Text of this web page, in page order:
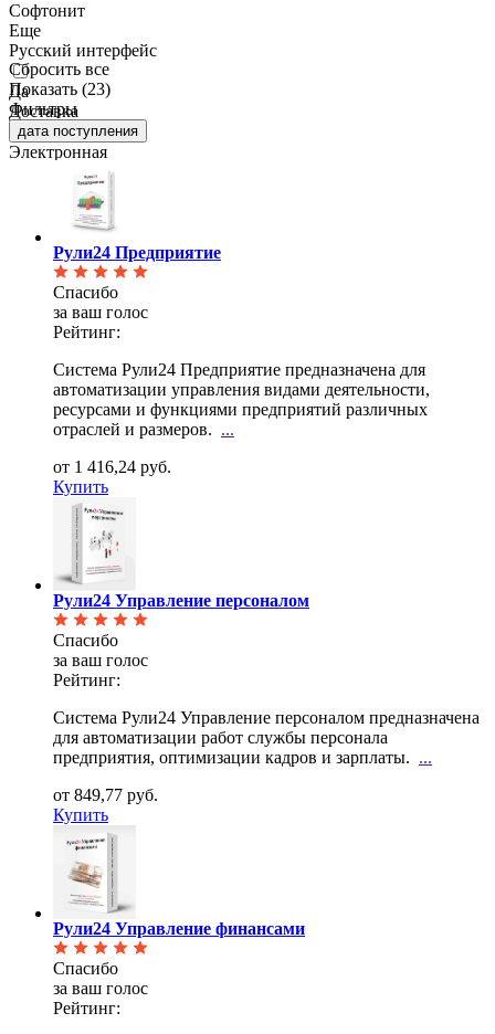
Софтонит
Еще
Русский интерфейс
Да
Доставка
Электронная
Сбросить все
Показать (23)
Фильтры
дата поступления
Рули24 Предприятие
Спасибо
за ваш голос
Рейтинг:
Система Рули24 Предприятие предназначена для
автоматизации управления видами деятельности,
ресурсами и функциями предприятий различных
отраслей и размеров. ...
от 1 416,24 руб.
Купить
Рули24 Управление персоналом
Спасибо
за ваш голос
Рейтинг:
Система Рули24 Управление персоналом предназначена
для автоматизации работ службы персонала
предприятия, оптимизации кадров и зарплаты. ...
от 849,77 руб.
Купить
Рули24 Управление финансами
Спасибо
за ваш голос
Рейтинг: